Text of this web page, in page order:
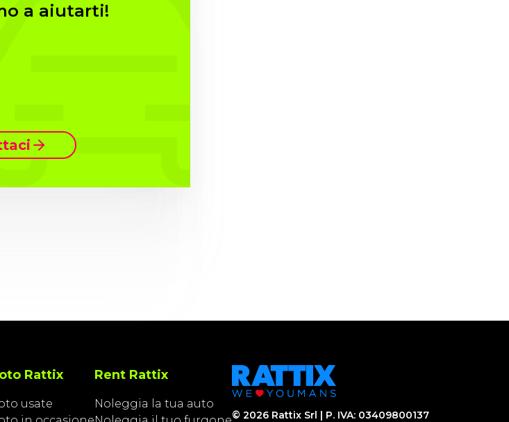
a aiutarti!
Rattix
usate
Rent Rattix
Noleggia la tua auto
© 2026 Rattix Srl | P. IVA: 03409800137